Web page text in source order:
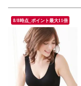
8/8時点_ポイント最大11倍